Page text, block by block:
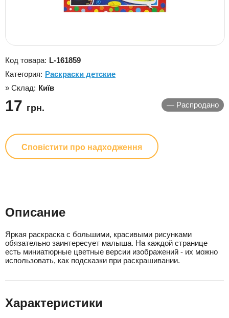
Код товара: L-161859
Категория: Раскраски детские
» Склад: Київ
— Распродано
17 грн.
Сповістити про надходження
Описание
Яркая раскраска с большими, красивыми рисунками
обязательно заинтересует малыша. На каждой странице
есть миниатюрные цветные версии изображений - их можно
использовать, как подсказки при раскрашивании.
Характеристики